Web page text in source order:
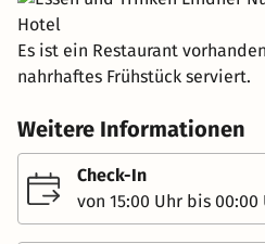
Es ist ein Restaurant
nahrhaftes Frühstück serviert.
Weitere Informationen
Check-In
von 15:00 Uhr bis 00:00